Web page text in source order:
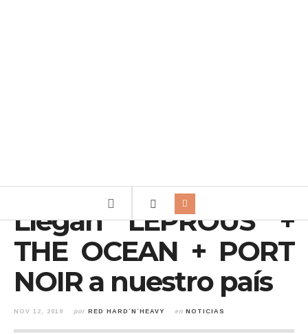
Llegan LEPROUS +
THE OCEAN + PORT
NOIR a nuestro país
NOV 12, 2019 por RED HARD´N´HEAVY en NOTICIAS